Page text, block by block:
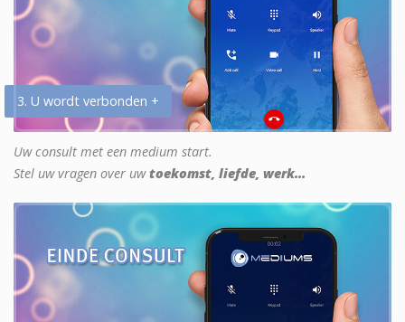
3. U wordt verbonden +
Uw consult met een medium start.
Stel uw vragen over uwtoekomst, liefde, werk...